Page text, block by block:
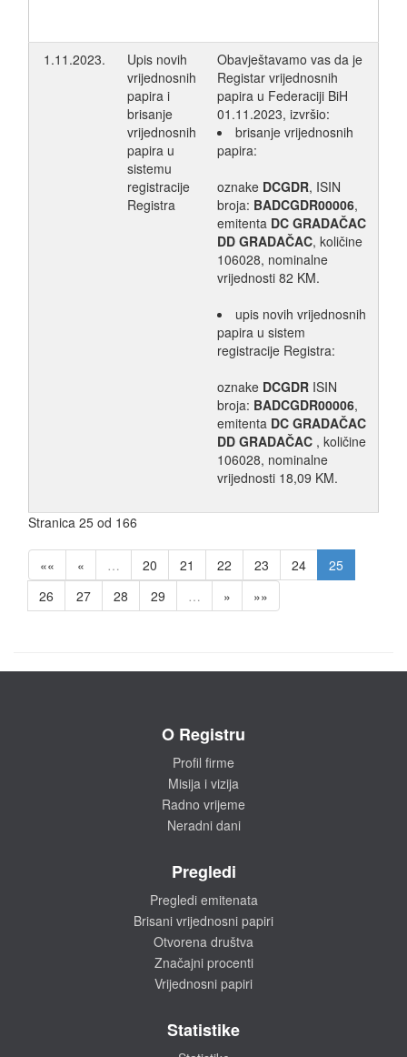
1.11.2023.
Upis novih
vrijednosnih
papira i
brisanje
vrijednosnih
papira u
sistemu
registracije
Registra
Obavještavamo vas da je
Registar vrijednosnih
papira u Federaciji BiH
01.11.2023, izvršio:
brisanje vrijednosnih
papira:
oznake DCGDR, ISIN
broja: BADCGDR00006,
emitenta DC GRADAČAC
DD GRADAČAC, količine
106028, nominalne
vrijednosti 82 KM.
upis novih vrijednosnih
papira u sistem
registracije Registra:
oznake DCGDR ISIN
broja: BADCGDR00006,
emitenta DC GRADAČAC
DD GRADAČAC , količine
106028, nominalne
vrijednosti 18,09 KM.
Stranica 25 od 166
«« « … 20 21 22 23 24
25
26
27 28 29 … » »»
O Registru
Profil firme
Misija i vizija
Radno vrijeme
Neradni dani
Pregledi
Pregledi emitenata
Brisani vrijednosni papiri
Otvorena društva
Značajni procenti
Vrijednosni papiri
Statistike